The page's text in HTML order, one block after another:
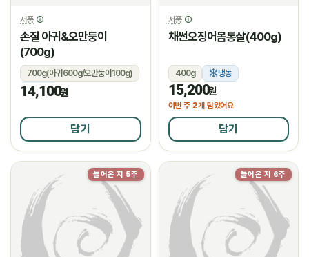
서풍
손질 아귀&오만둥이
(700g)
700g(아귀600g/오만둥이100g)
냉동
14,100원
담기
서풍
채썬오징어몸통살(400g)
400g 냉동
15,200원
이번 주 2개 담았어요
담기
들어온 지 5주 들어온 지 6주